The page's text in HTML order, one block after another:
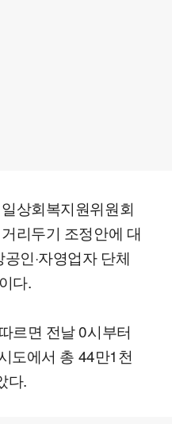
상회복지원위원회
리두기 조정안에 대
인·자영업자 단체
다.
르면 전날 0시부터
도에서 총 44만1천
다.